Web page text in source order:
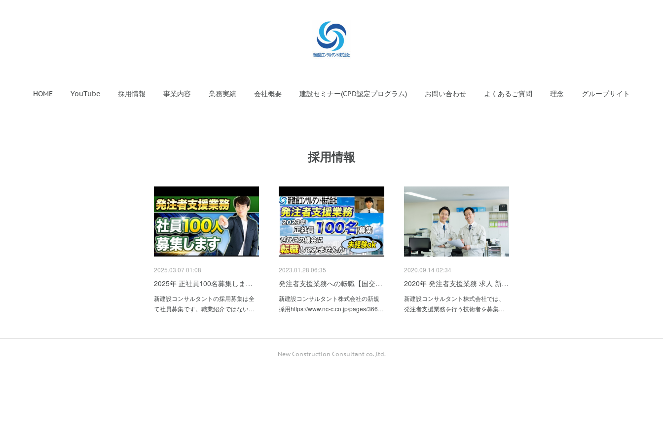
HOME YouTube 採用情報 事業内容 業務実績 会社概要 建設セミナー(CPD認定プログラム) お問い合わせ よくあるご質問 理念 グループサイト
採用情報
2025.03.07 01:08
2025年 正社員100名募集しま…
新建設コンサルタントの採用募集は全
て社員募集です。職業紹介ではない…
2023.01.28 06:35
発注者支援業務への転職【国交…
新建設コンサルタント株式会社の新規
採用https://www.nc-c.co.jp/pages/366…
2020.09.14 02:34
2020年 発注者支援業務 求人 新…
新建設コンサルタント株式会社では、
発注者支援業務を行う技術者を募集…
New Construction Consultant co.,ltd.